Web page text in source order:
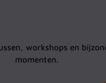
workshops en
momenten.